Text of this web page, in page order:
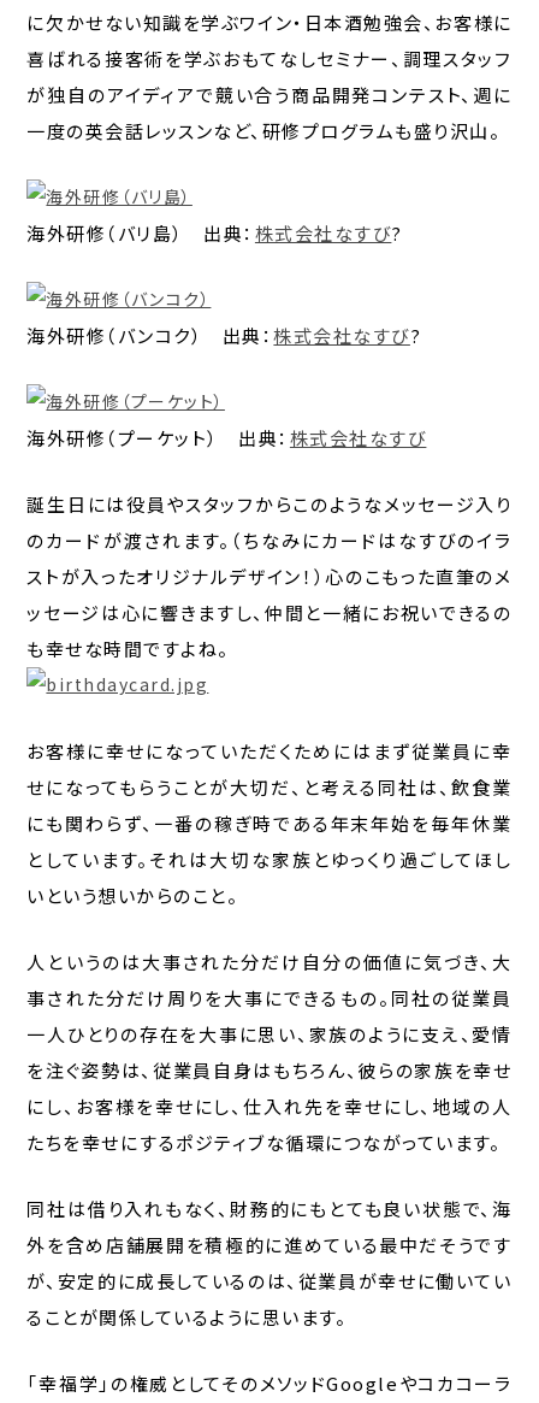
に欠かせない知識を学ぶワイン・日本酒勉強会、お客様に
喜ばれる接客術を学ぶおもてなしセミナー、調理スタッフ
が独自のアイディアで競い合う商品開発コンテスト、週に
一度の英会話レッスンなど、研修プログラムも盛り沢山。
海外研修（バリ島） 出典： 株式会社なすび?
海外研修（バンコク） 出典：株式会社なすび?
海外研修（プーケット） 出典： 株式会社なすび
誕生日には役員やスタッフからこのようなメッセージ入り
のカードが渡されます。（ちなみにカードはなすびのイラ
ストが入ったオリジナルデザイン！）心のこもった直筆のメ
ッセージは心に響きますし、仲間と一緒にお祝いできるの
も幸せな時間ですよね。
お客様に幸せになっていただくためにはまず従業員に幸
せになってもらうことが大切だ、と考える同社は、飲食業
にも関わらず、一番の稼ぎ時である年末年始を毎年休業
としています。それは大切な家族とゆっくり過ごしてほし
いという想いからのこと。
人というのは大事された分だけ自分の価値に気づき、大
事された分だけ周りを大事にできるもの。同社の従業員
一人ひとりの存在を大事に思い、家族のように支え、愛情
を注ぐ姿勢は、従業員自身はもちろん、彼らの家族を幸せ
にし、お客様を幸せにし、仕入れ先を幸せにし、地域の人
たちを幸せにするポジティブな循環につながっています。
同社は借り入れもなく、財務的にもとても良い状態で、海
外を含め店舗展開を積極的に進めている最中だそうです
が、安定的に成長しているのは、従業員が幸せに働いてい
ることが関係しているように思います。
「幸福学」の権威としてそのメソッドGoogleやコカコーラ